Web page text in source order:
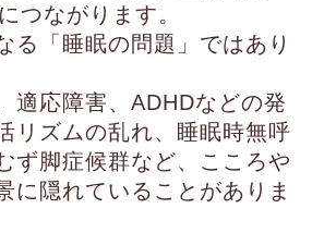
つながります。
る「睡眠の問題」ではあり
適応障害、ADHDなどの発
リズムの乱れ、睡眠時無呼
ず脚症候群など、こころや
に隠れていることがありま